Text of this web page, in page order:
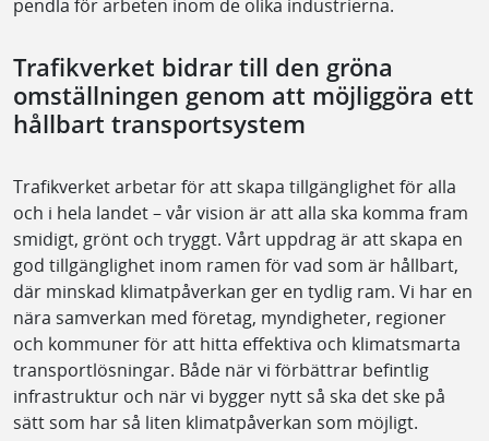
pendla för arbeten inom de olika industrierna.
Trafikverket bidrar till den gröna
omställningen genom att möjliggöra ett
hållbart transportsystem
Trafikverket arbetar för att skapa tillgänglighet för alla
och i hela landet – vår vision är att alla ska komma fram
smidigt, grönt och tryggt. Vårt uppdrag är att skapa en
god tillgänglighet inom ramen för vad som är hållbart,
där minskad klimatpåverkan ger en tydlig ram. Vi har en
nära samverkan med företag, myndigheter, regioner
och kommuner för att hitta effektiva och klimatsmarta
transportlösningar. Både när vi förbättrar befintlig
infrastruktur och när vi bygger nytt så ska det ske på
sätt som har så liten klimatpåverkan som möjligt.